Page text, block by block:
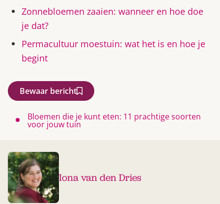
Zonnebloemen zaaien: wanneer en hoe doe
je dat?
Permacultuur moestuin: wat het is en hoe je
begint
Bewaar bericht
Bloemen die je kunt eten: 11 prachtige soorten
voor jouw tuin
Iona van den Dries